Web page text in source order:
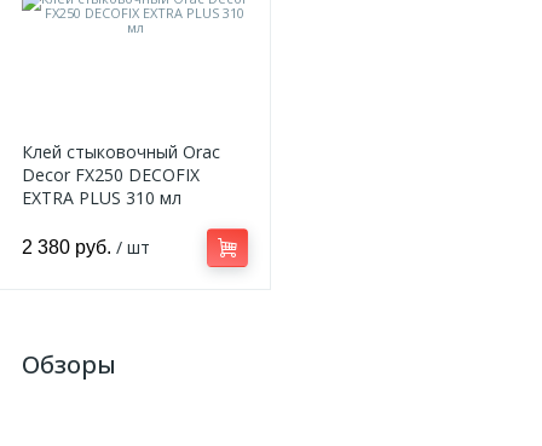
Клей стыковочный Orac
Decor FX250 DECOFIX
EXTRA PLUS 310 мл
2 380 руб. / шт
Обзоры